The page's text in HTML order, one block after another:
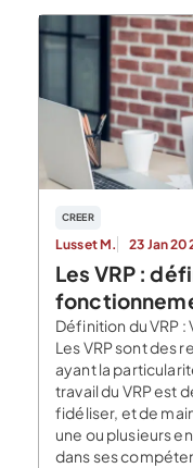
CREER
Lusset M. 23 Jan
Les VRP :
Définition du VRP
Les VRP sont des
ayant la
travail du VRP est
fidéliser, et de
une ou plusieurs
dans ses